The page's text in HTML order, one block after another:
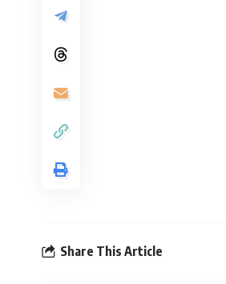
Share This Article